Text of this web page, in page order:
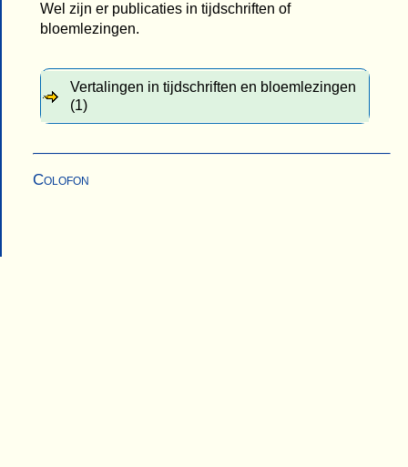
Wel zijn er publicaties in tijdschriften of
bloemlezingen.
Vertalingen in tijdschriften en bloemlezingen
(1)
Colofon